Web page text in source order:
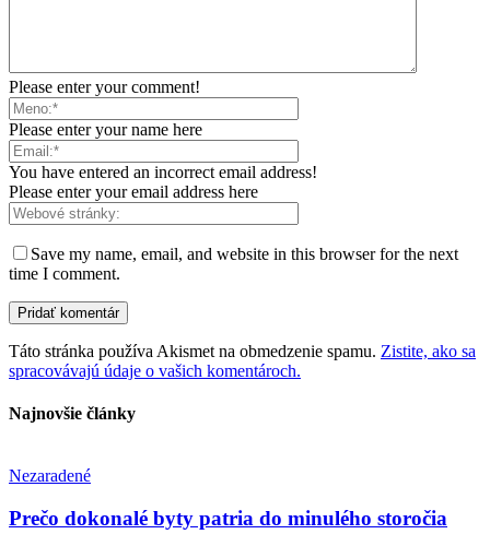
Please enter your comment!
Please enter your name here
You have entered an incorrect email address!
Please enter your email address here
Save my name, email, and website in this browser for the next
time I comment.
Táto stránka používa Akismet na obmedzenie spamu. Zistite, ako sa
spracovávajú údaje o vašich komentároch.
Najnovšie články
Nezaradené
Prečo dokonalé byty patria do minulého storočia